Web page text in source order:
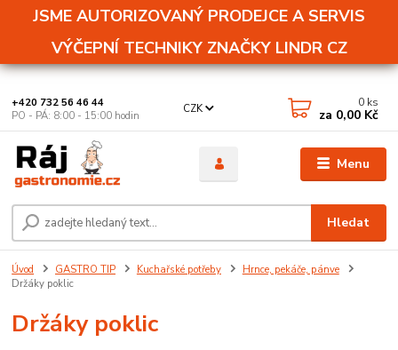
JSME AUTORIZOVANÝ PRODEJCE A SERVIS
VÝČEPNÍ TECHNIKY ZNAČKY LINDR CZ
Menu
CZK
Hledat
+420 732 56 46 44
PO - PÁ: 8:00 - 15:00 hodin
0 ks
za 0,00 Kč
Úvod GASTRO TIP Kuchařské potřeby
Hrnce, pekáče, pánve
Držáky poklic
Držáky poklic